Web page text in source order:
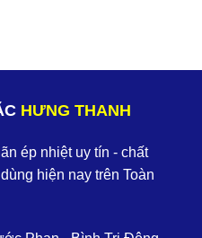
HƯNG THANH
ép nhiệt uy tín - chất
hiện nay trên Toàn